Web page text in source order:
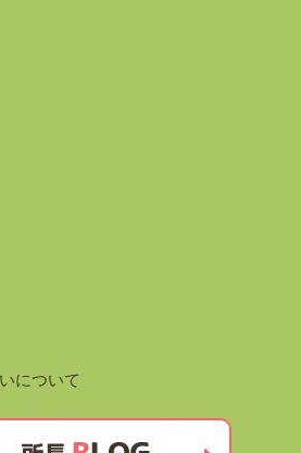
について